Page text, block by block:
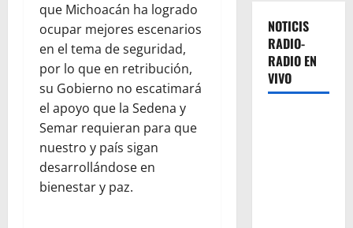
que Michoacán ha logrado
ocupar mejores escenarios
en el tema de seguridad,
por lo que en retribución,
su Gobierno no escatimará
el apoyo que la Sedena y
Semar requieran para que
nuestro y país sigan
desarrollándose en
bienestar y paz.
NOTICIS
RADIO-
RADIO EN
VIVO